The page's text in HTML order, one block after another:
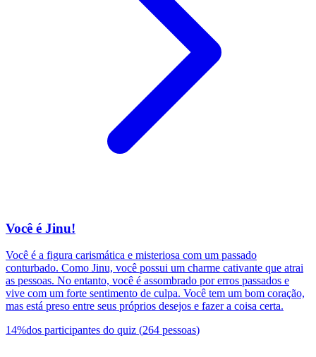
Você é Jinu!
Você é a figura carismática e misteriosa com um passado
conturbado. Como Jinu, você possui um charme cativante que atrai
as pessoas. No entanto, você é assombrado por erros passados e
vive com um forte sentimento de culpa. Você tem um bom coração,
mas está preso entre seus próprios desejos e fazer a coisa certa.
14%dos participantes do quiz (264 pessoas)